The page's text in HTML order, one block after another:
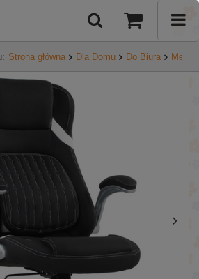
Strona główna Dla Domu Do Biura Meble